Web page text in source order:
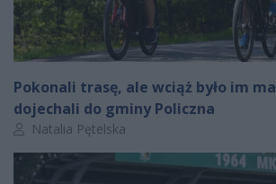
Pokonali trasę, ale wciąż było im
dojechali do gminy Policzna
Autor artykułu:
Natalia Pętelska